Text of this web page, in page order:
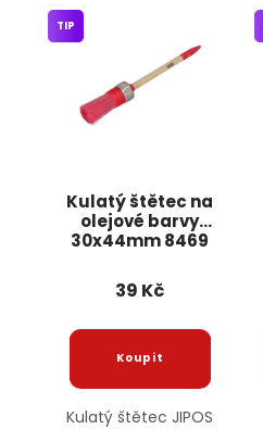
Kulatý štětec na
olejové barvy
30x44mm 8469
TIP
39 Kč
Kulatý štětec JIPOS